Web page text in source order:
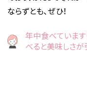
ならずとも、ぜひ！
年中食べています
べると美味しさが